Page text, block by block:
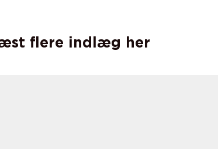
flere indlæg her